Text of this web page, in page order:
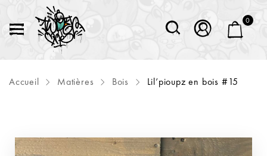
0
Accueil Matières Bois Lil’pioupz en bois #15